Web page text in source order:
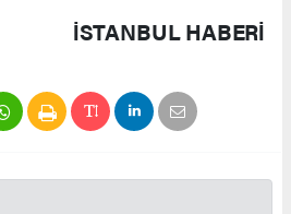
İSTANBUL HABERİ